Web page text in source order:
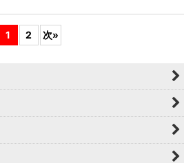
1 2 次»